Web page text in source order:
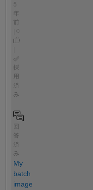
5
年
前
| 0
採
用
済
み
回
答
済
み
My
batch
image